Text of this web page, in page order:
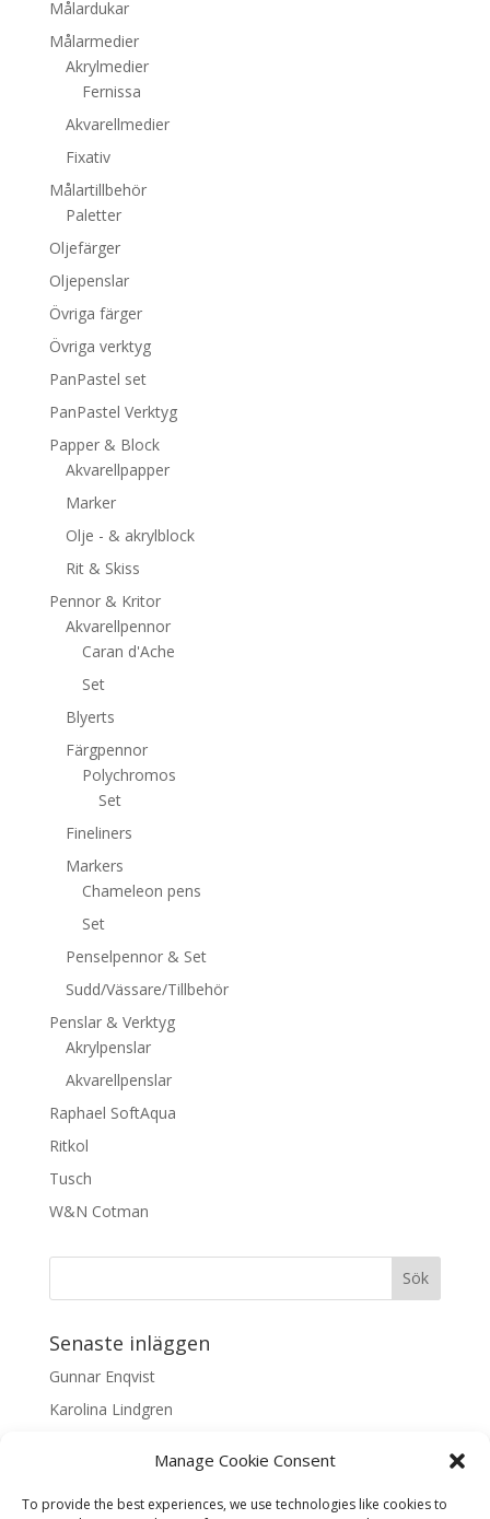
Manage Cookie Consent
To provide the best experiences, we use technologies like cookies to
Målardukar
Målarmedier
Akrylmedier
Fernissa
Akvarellmedier
Fixativ
Målartillbehör
Paletter
Oljefärger
Oljepenslar
Övriga färger
Övriga verktyg
PanPastel set
PanPastel Verktyg
Papper & Block
Akvarellpapper
Marker
Olje - & akrylblock
Rit & Skiss
Pennor & Kritor
Akvarellpennor
Caran d'Ache
Set
Blyerts
Färgpennor
Polychromos
Set
Fineliners
Markers
Chameleon pens
Set
Penselpennor & Set
Sudd/Vässare/Tillbehör
Penslar & Verktyg
Akrylpenslar
Akvarellpenslar
Raphael SoftAqua
Ritkol
Tusch
W&N Cotman
Senaste inläggen
Gunnar Enqvist
Karolina Lindgren
Samaneh Shabani Åhrling